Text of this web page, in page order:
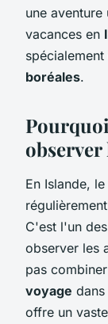
une
vacances en
boréales.
observer
En Islande,
C'est l'un
observer les
pas
voyage
offre un